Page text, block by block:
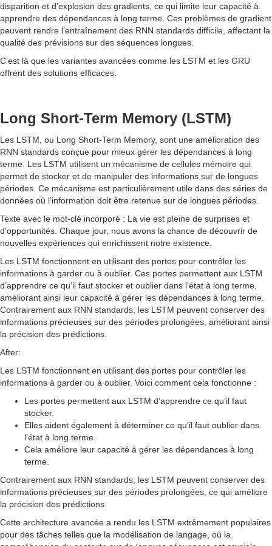
disparition et d’explosion des gradients, ce qui limite leur capacité à
apprendre des dépendances à long terme. Ces problèmes de gradient
peuvent rendre l’entraînement des RNN standards difficile, affectant la
qualité des prévisions sur des séquences longues.
C’est là que les variantes avancées comme les LSTM et les GRU
offrent des solutions efficaces.
Long Short-Term Memory (LSTM)
Les LSTM, ou Long Short-Term Memory, sont une amélioration des
RNN standards conçue pour mieux gérer les dépendances à long
terme. Les LSTM utilisent un mécanisme de cellules mémoire qui
permet de stocker et de manipuler des informations sur de longues
périodes. Ce mécanisme est particulièrement utile dans des séries de
données où l’information doit être retenue sur de longues périodes.
Texte avec le mot-clé incorporé : La vie est pleine de surprises et
d’opportunités. Chaque jour, nous avons la chance de découvrir de
nouvelles expériences qui enrichissent notre existence.
Les LSTM fonctionnent en utilisant des portes pour contrôler les
informations à garder ou à oublier. Ces portes permettent aux LSTM
d’apprendre ce qu’il faut stocker et oublier dans l’état à long terme,
améliorant ainsi leur capacité à gérer les dépendances à long terme.
Contrairement aux RNN standards, les LSTM peuvent conserver des
informations précieuses sur des périodes prolongées, améliorant ainsi
la précision des prédictions.
After:
Les LSTM fonctionnent en utilisant des portes pour contrôler les
informations à garder ou à oublier. Voici comment cela fonctionne :
Les portes permettent aux LSTM d’apprendre ce qu’il faut
stocker.
Elles aident également à déterminer ce qu’il faut oublier dans
l’état à long terme.
Cela améliore leur capacité à gérer les dépendances à long
terme.
Contrairement aux RNN standards, les LSTM peuvent conserver des
informations précieuses sur des périodes prolongées, ce qui améliore
la précision des prédictions.
Cette architecture avancée a rendu les LSTM extrêmement populaires
pour des tâches telles que la modélisation de langage, où la